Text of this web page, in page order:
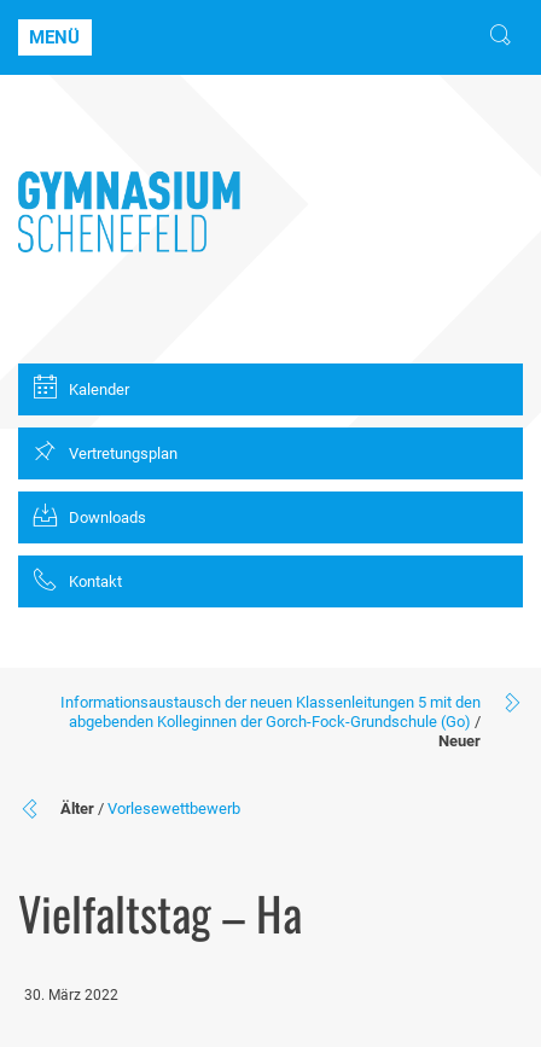
MENÜ
Kalender
Vertretungsplan
Downloads
Kontakt
Informationsaustausch der neuen Klassenleitungen 5 mit den
abgebenden Kolleginnen der Gorch-Fock-Grundschule (Go) /
Neuer
Älter / Vorlesewettbewerb
Vielfaltstag – Ha
30. März 2022